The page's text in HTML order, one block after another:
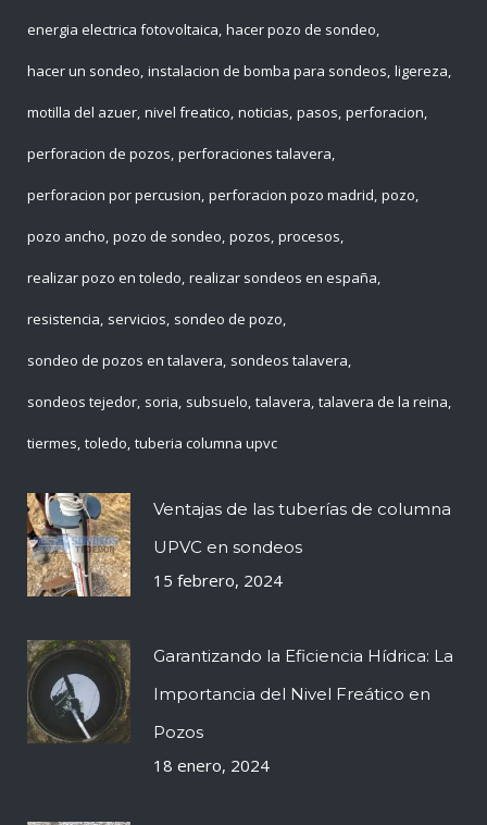
energia electrica fotovoltaica hacer pozo de sondeo
hacer un sondeo instalacion de bomba para sondeos ligereza
motilla del azuer nivel freatico noticias pasos perforacion
perforacion de pozos perforaciones talavera
perforacion por percusion perforacion pozo madrid pozo
pozo ancho pozo de sondeo pozos procesos
realizar pozo en toledo realizar sondeos en españa
resistencia servicios sondeo de pozo
sondeo de pozos en talavera sondeos talavera
sondeos tejedor soria subsuelo talavera talavera de la reina
tiermes toledo tuberia columna upvc
Ventajas de las tuberías de columna
UPVC en sondeos
15 febrero, 2024
Garantizando la Eficiencia Hídrica: La
Importancia del Nivel Freático en
Pozos
18 enero, 2024